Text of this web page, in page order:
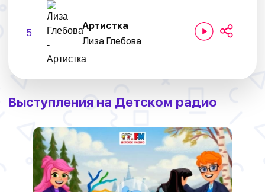
5
Артистка
Лиза Глебова
Выступления на Детском радио